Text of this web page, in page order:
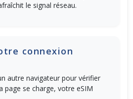
le signal réseau.
connexion
autre navigateur pour vérifier
page se charge, votre eSIM